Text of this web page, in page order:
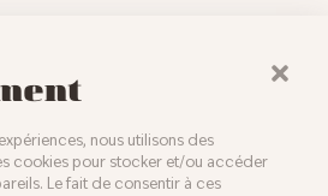
nous utilisons des
cookies pour stocker et/ou accéder
Le fait de consentir à ces